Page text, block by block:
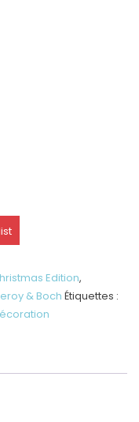
Edition,
& Boch Étiquettes :